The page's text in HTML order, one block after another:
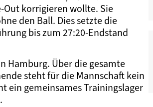
Out korrigieren wollte. Sie
den Ball. Dies setzte die
bis zum 27:20-Endstand
Hamburg. Über die gesamte
steht für die Mannschaft kein
ein gemeinsames Trainingslager